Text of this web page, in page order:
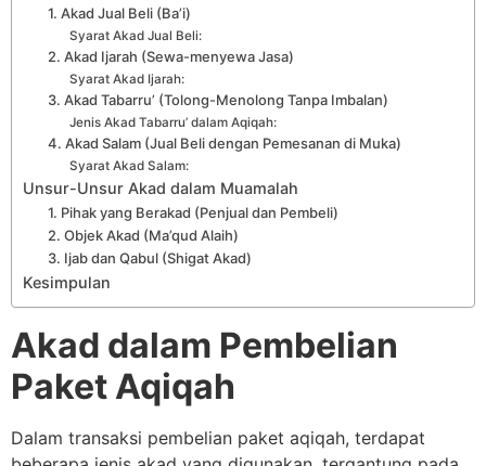
1. Akad Jual Beli (Ba’i)
Syarat Akad Jual Beli:
2. Akad Ijarah (Sewa-menyewa Jasa)
Syarat Akad Ijarah:
3. Akad Tabarru’ (Tolong-Menolong Tanpa Imbalan)
Jenis Akad Tabarru’ dalam Aqiqah:
4. Akad Salam (Jual Beli dengan Pemesanan di Muka)
Syarat Akad Salam:
Unsur-Unsur Akad dalam Muamalah
1. Pihak yang Berakad (Penjual dan Pembeli)
2. Objek Akad (Ma’qud Alaih)
3. Ijab dan Qabul (Shigat Akad)
Kesimpulan
Akad dalam Pembelian
Paket Aqiqah
Dalam transaksi pembelian paket aqiqah, terdapat